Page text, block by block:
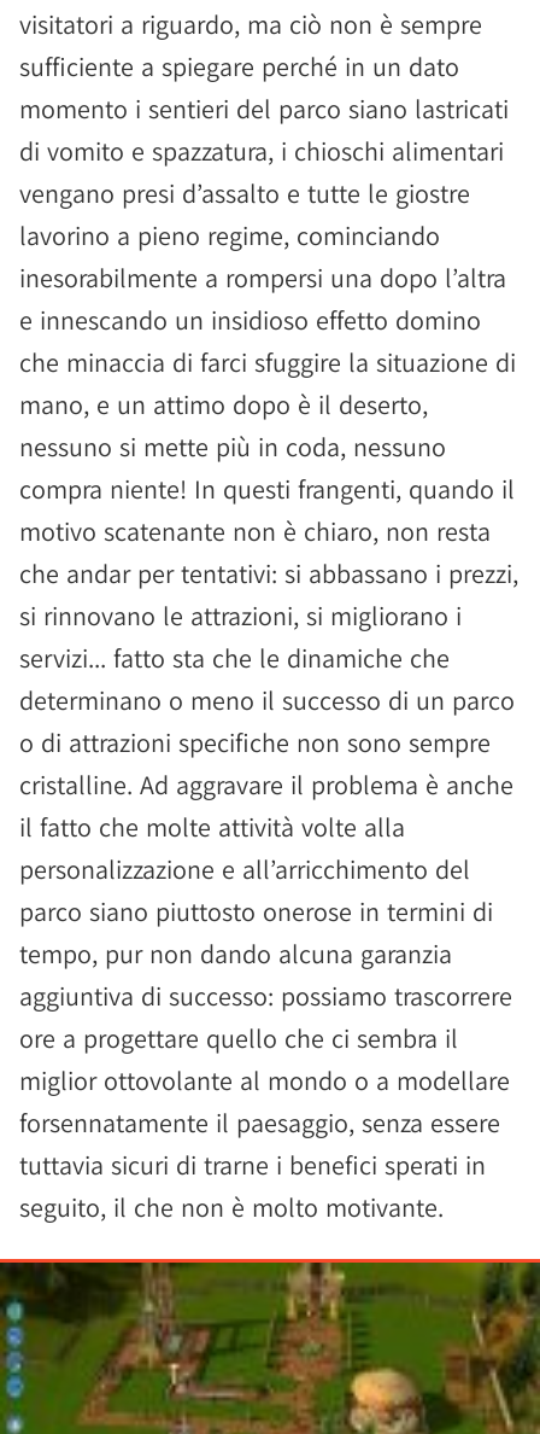
visitatori a riguardo, ma ciò non è sempre
sufficiente a spiegare perché in un dato
momento i sentieri del parco siano lastricati
di vomito e spazzatura, i chioschi alimentari
vengano presi d’assalto e tutte le giostre
lavorino a pieno regime, cominciando
inesorabilmente a rompersi una dopo l’altra
e innescando un insidioso effetto domino
che minaccia di farci sfuggire la situazione di
mano, e un attimo dopo è il deserto,
nessuno si mette più in coda, nessuno
compra niente! In questi frangenti, quando il
motivo scatenante non è chiaro, non resta
che andar per tentativi: si abbassano i prezzi,
si rinnovano le attrazioni, si migliorano i
servizi... fatto sta che le dinamiche che
determinano o meno il successo di un parco
o di attrazioni specifiche non sono sempre
cristalline. Ad aggravare il problema è anche
il fatto che molte attività volte alla
personalizzazione e all’arricchimento del
parco siano piuttosto onerose in termini di
tempo, pur non dando alcuna garanzia
aggiuntiva di successo: possiamo trascorrere
ore a progettare quello che ci sembra il
miglior ottovolante al mondo o a modellare
forsennatamente il paesaggio, senza essere
tuttavia sicuri di trarne i benefici sperati in
seguito, il che non è molto motivante.